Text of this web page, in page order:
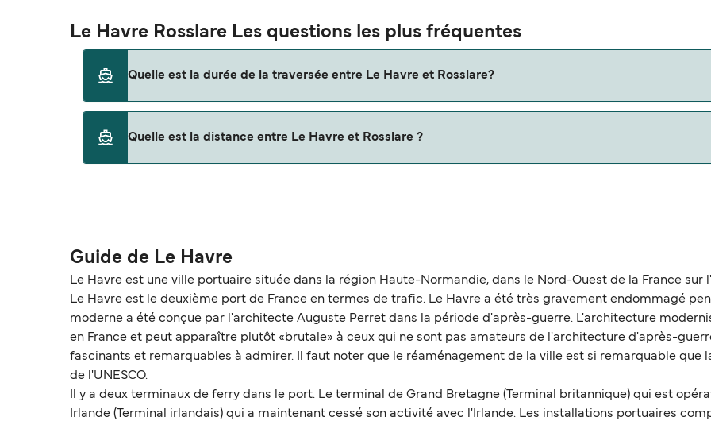
Le Havre Rosslare Les questions les plus fréquentes
Quelle est la durée de la traversée entre Le Havre et Rosslare?
Quelle est la distance entre Le Havre et Rosslare ?
Guide de Le Havre
Le Havre est une ville portuaire située dans la région Haute-Normandie, dans le Nord-Ouest de la France sur
Le Havre est le deuxième port de France en termes de trafic. Le Havre a été très gravement endommagé
moderne a été conçue par l'architecte Auguste Perret dans la période d'après-guerre. L'architecture
en France et peut apparaître plutôt «brutale» à ceux qui ne sont pas amateurs de l'architecture d'après-
fascinants et remarquables à admirer. Il faut noter que le réaménagement de la ville est si remarquable que
de l'UNESCO.
Il y a deux terminaux de ferry dans le port. Le terminal de Grand Bretagne (Terminal britannique) qui est
Irlande (Terminal irlandais) qui a maintenant cessé son activité avec l'Irlande. Les installations portuaires